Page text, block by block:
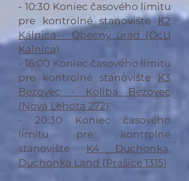
- 10:30 Koniec časového limitu
pre kontrolné stanovišteK2
Kálnica - Obecný úrad (OcU
Kálnica)
- 16:00 Koniec časového limitu
pre kontrolné stanovište K3
Bezovec - Koliba Bezovec
(Nová Lehota 272)
- 20:30 Koniec časového
limitu pre kontrolné
stanovište
K4 Duchonka,
Duchonka Land (Prašice 1315)